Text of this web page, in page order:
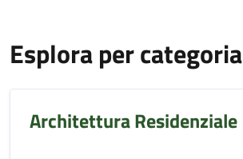
Esplora per categoria
Architettura Residenziale